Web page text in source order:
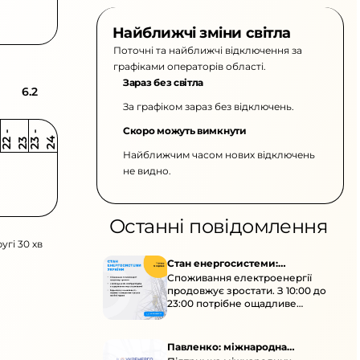
6.2
2 2
-
2 3 2 3
-
2 4
30 хв
Найближчі зміни світла
Поточні та найближчі відключення за
графіками операторів області.
Зараз без світла
За графіком зараз без відключень.
Скоро можуть вимкнути
Найближчим часом нових відключень
не видно.
Останні повідомлення
Стан енергосистеми:
споживання зростає
Споживання електроенергії
продовжує зростати. З 10:00 до
23:00 потрібне ощадливе
енергоспоживання, а
перенести на нічні години.
Павленко: міжнародна